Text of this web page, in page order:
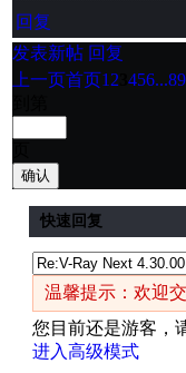
回复
发表新帖 回复
上一页首页1 2 456
确认
快速回复
温馨提示：欢迎
您目前还是游客，
进入高级模式